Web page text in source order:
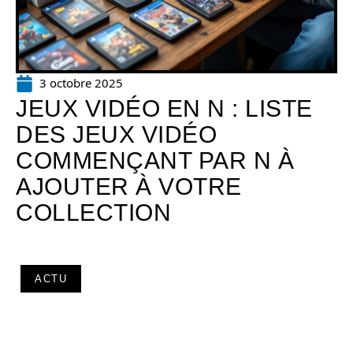
3 octobre 2025
JEUX VIDÉO EN N : LISTE
DES JEUX VIDÉO
COMMENÇANT PAR N À
AJOUTER À VOTRE
COLLECTION
ACTU